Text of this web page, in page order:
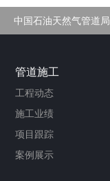
中国石油天然气管道局
管道施工
工程动态
施工业绩
项目跟踪
案例展示